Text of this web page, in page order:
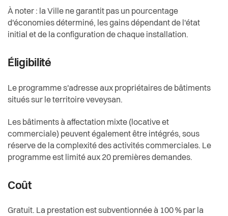
À noter : la Ville ne garantit pas un pourcentage
d'économies déterminé, les gains dépendant de l'état
initial et de la configuration de chaque installation.
Éligibilité
Le programme s'adresse aux propriétaires de bâtiments
situés sur le territoire veveysan.
Les bâtiments à affectation mixte (locative et
commerciale) peuvent également être intégrés, sous
réserve de la complexité des activités commerciales. Le
programme est limité aux 20 premières demandes.
Coût
Gratuit. La prestation est subventionnée à 100 % par la